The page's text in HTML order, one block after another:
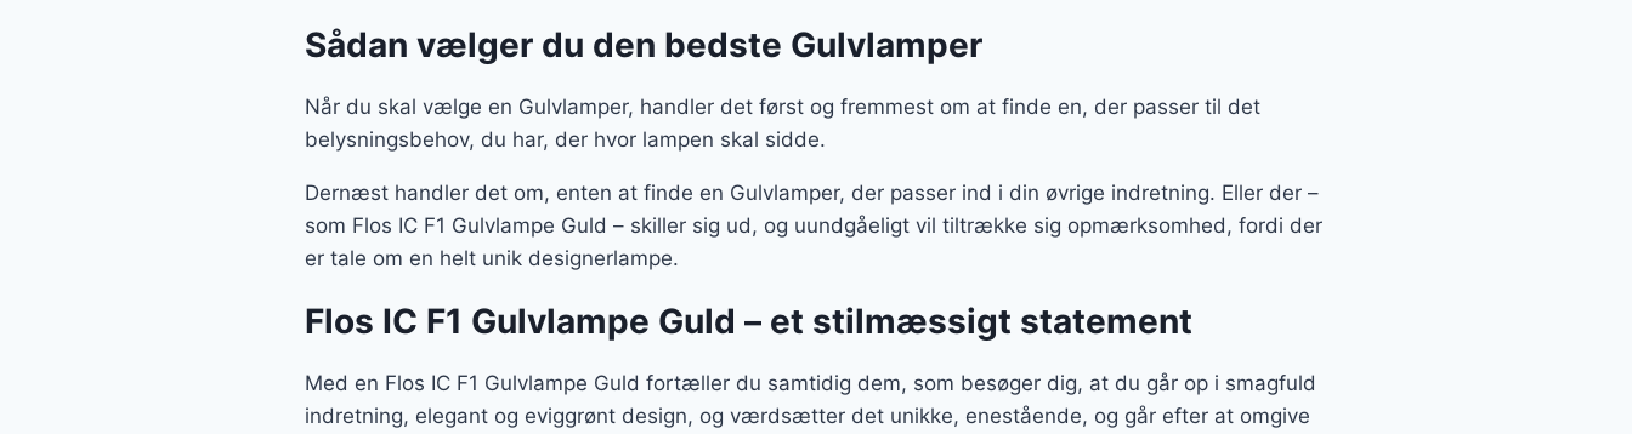
Sådan vælger du den bedste Gulvlamper
Når du skal vælge en Gulvlamper, handler det først og fremmest om at finde en, der passer til det
belysningsbehov, du har, der hvor lampen skal sidde.
Dernæst handler det om, enten at finde en Gulvlamper, der passer ind i din øvrige indretning. Eller der –
som Flos IC F1 Gulvlampe Guld – skiller sig ud, og uundgåeligt vil tiltrække sig opmærksomhed, fordi der
er tale om en helt unik designerlampe.
Flos IC F1 Gulvlampe Guld – et stilmæssigt statement
Med en Flos IC F1 Gulvlampe Guld fortæller du samtidig dem, som besøger dig, at du går op i smagfuld
indretning, elegant og eviggrønt design, og værdsætter det unikke, enestående, og går efter at omgive